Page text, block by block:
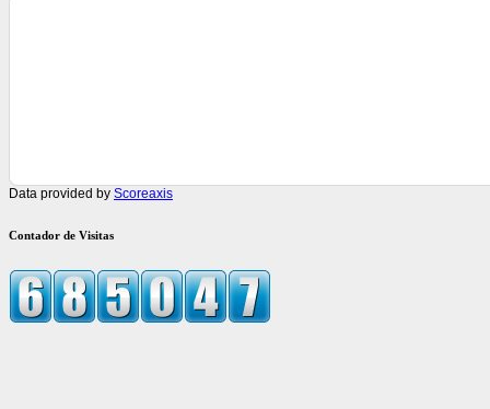
Data provided by Scoreaxis
Contador de Visitas